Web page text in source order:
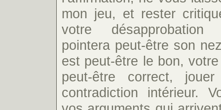
mon jeu, et rester
votre
pointera peut-être son
est peut-être le bon,
peut-être correct,
contradiction intérieur.